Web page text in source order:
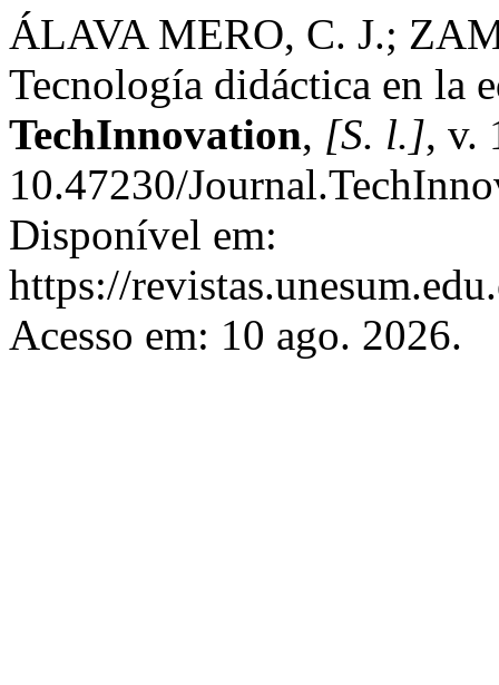
ÁLAVA MERO, C. J.;
Tecnología didáctica en la
TechInnovation, [S. l.], v.
10.47230/
Disponível em:
https://
Acesso em: 10 ago. 2026.